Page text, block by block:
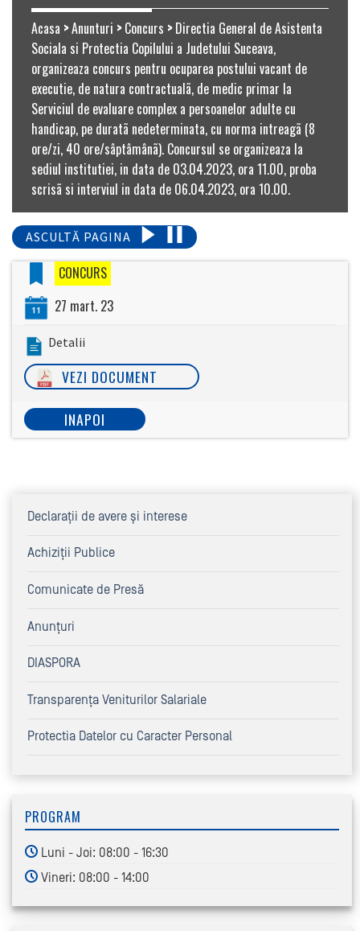
Acasa >Anunturi >Concurs >Directia General de Asistenta
Sociala si Protectia Copilului a Judetului Suceava,
organizeaza concurs pentru ocuparea postului vacant de
executie, de natura contractualã, de medic primar la
Serviciul de evaluare complex a persoanelor adulte cu
handicap, pe duratã nedeterminata, cu norma intreagã (8
ore/zi, 40 ore/sâptâmânã). Concursul se organizeaza la
sediul institutiei, in data de 03.04.2023, ora 11.00, proba
scrisã si interviul in data de 06.04.2023, ora 10.00.
ASCULTĂ PAGINA
CONCURS
27 mart. 23
Detalii
VEZI DOCUMENT
INAPOI
Declaraţii de avere şi interese
Achiziţii Publice
Comunicate de Presă
Anunțuri
DIASPORA
Transparența Veniturilor Salariale
Protectia Datelor cu Caracter Personal
PROGRAM
Luni - Joi: 08:00 - 16:30
Vineri: 08:00 - 14:00